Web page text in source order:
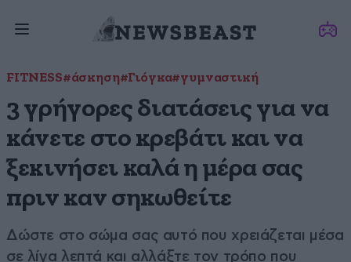
FITNESS#άσκηση#Γιόγκα#γυμναστική
3 γρήγορες διατάσεις για να
κάνετε στο κρεβάτι και να
ξεκινήσει καλά η μέρα σας
πριν καν σηκωθείτε
Δώστε στο σώμα σας αυτό που χρειάζεται μέσα
σε λίγα λεπτά και αλλάξτε τον τρόπο που